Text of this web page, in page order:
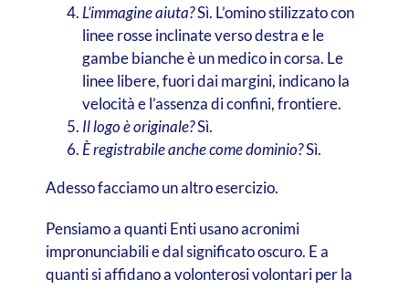
L’immagine aiuta?Sì. L’omino stilizzato con
linee rosse inclinate verso destra e le
gambe bianche è un medico in corsa. Le
linee libere, fuori dai margini, indicano la
velocità e l’assenza di confini, frontiere.
Il logo è originale?Sì.
È registrabile anche come dominio?Sì.
Adesso facciamo un altro esercizio.
Pensiamo a quanti Enti usano acronimi
impronunciabili e dal significato oscuro. E a
quanti si affidano a volonterosi volontari per la